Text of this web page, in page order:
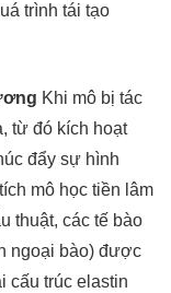
trình tái tạo
Khi mô bị tác
từ đó kích hoạt
đẩy sự hình
mô học tiền lâm
thuật, các tế bào
ngoại bào) được
cấu trúc elastin